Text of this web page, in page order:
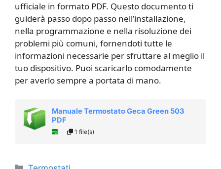
ufficiale in formato PDF. Questo documento ti
guiderà passo dopo passo nell’installazione,
nella programmazione e nella risoluzione dei
problemi più comuni, fornendoti tutte le
informazioni necessarie per sfruttare al meglio il
tuo dispositivo. Puoi scaricarlo comodamente
per averlo sempre a portata di mano.
Manuale Termostato Geca Green 503
PDF
1 file(s)
Categorie